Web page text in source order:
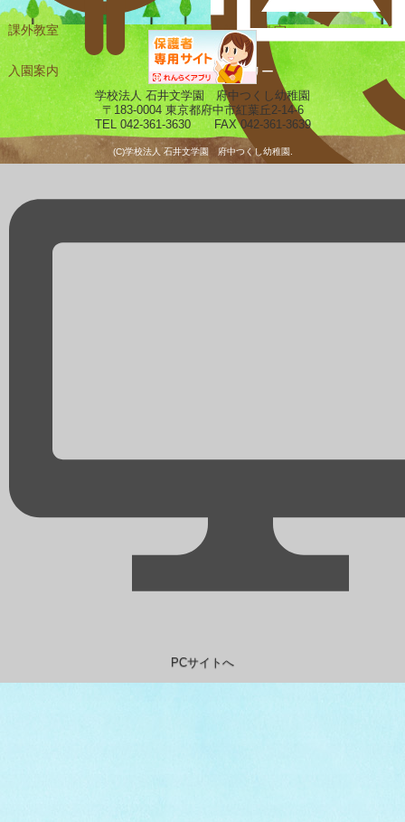
課外教室 未就園児教室
入園案内 ギャラリー
学校法人 石井文学園 府中つくし幼稚園
〒183-0004 東京都府中市紅葉丘2-14-6
TEL 042-361-3630 FAX 042-361-3639
(C)学校法人 石井文学園 府中つくし幼稚園.
PCサイトへ